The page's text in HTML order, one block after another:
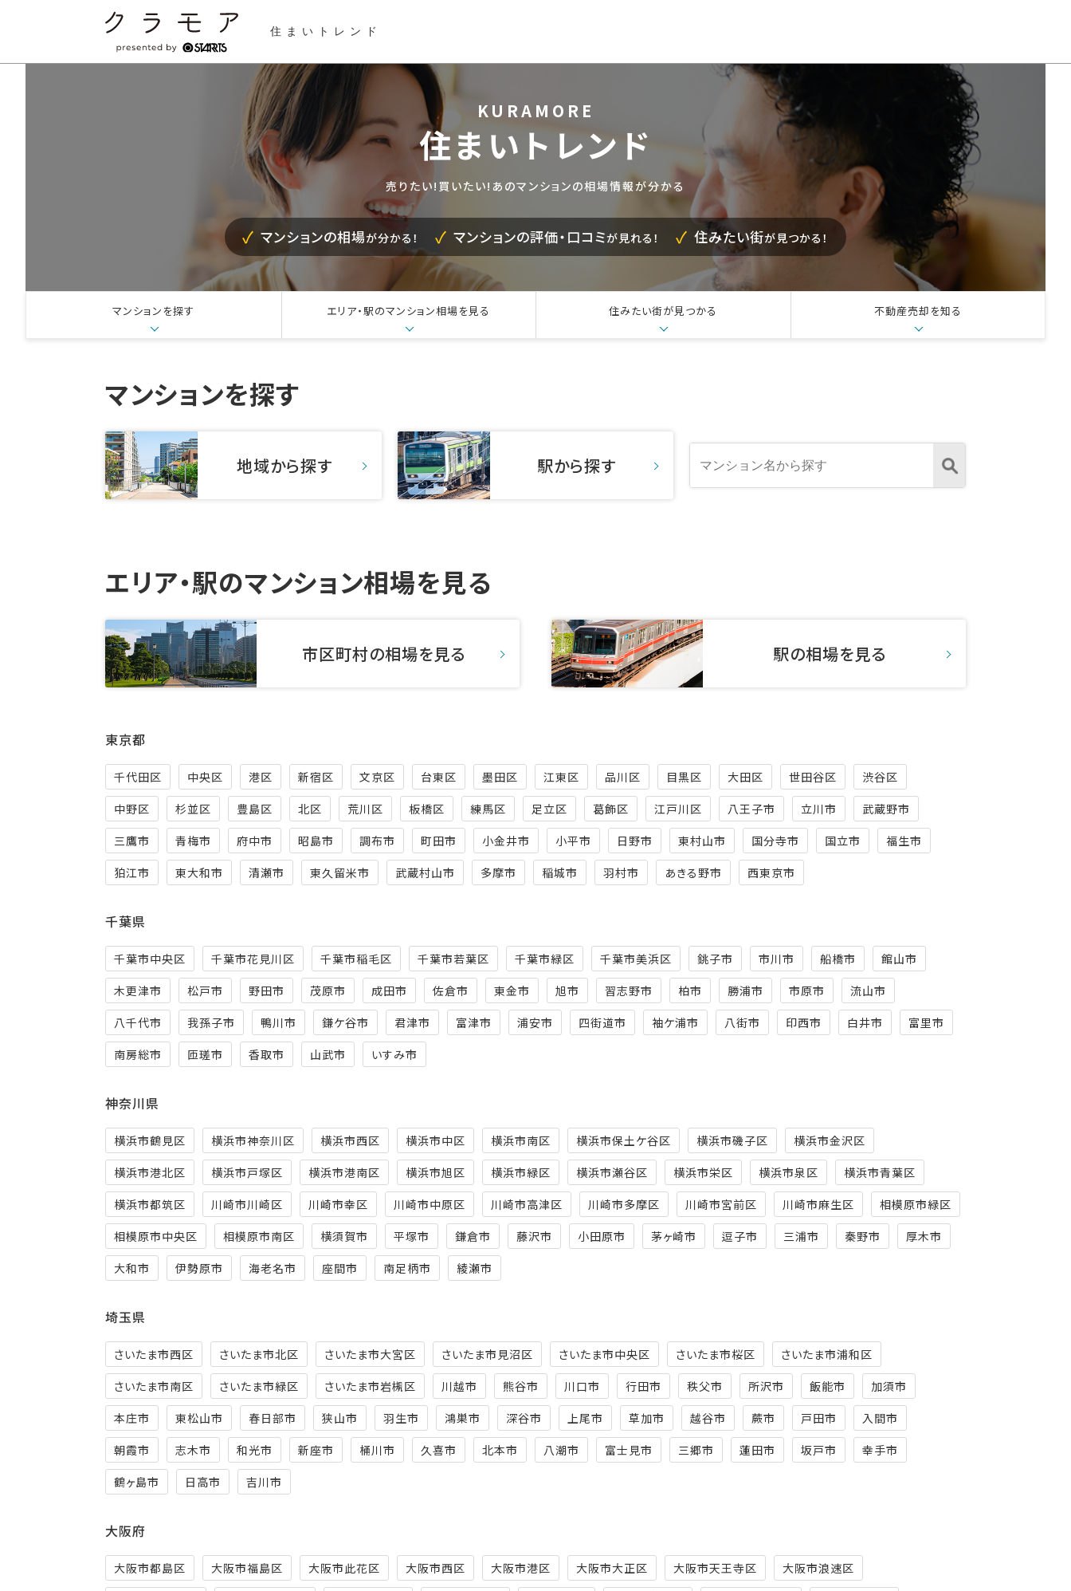
住まいトレンド
KURAMORE
住まいトレンド
売りたい!買いたい!あのマンションの相場情報が分かる
マンションの相場が分かる！ マンションの評価・口コミが見れる！ 住みたい街が見つかる！
マンションを探す エリア・駅のマンション相場を見る 住みたい街が見つかる 不動産売却を知る
マンションを探す
地域から探す 駅から探す
エリア・駅のマンション相場を見る
市区町村の相場を見る 駅の相場を見る
東京都
千代田区 中央区 港区 新宿区 文京区 台東区 墨田区 江東区 品川区 目黒区 大田区 世田谷区
渋谷区
中野区
杉並区 豊島区 北区 荒川区 板橋区 練馬区 足立区 葛飾区 江戸川区 八王子市 立川市
武蔵野市
三鷹市
青梅市 府中市 昭島市 調布市 町田市 小金井市 小平市 日野市 東村山市 国分寺市 国立市
福生市
狛江市
東大和市 清瀬市 東久留米市 武蔵村山市 多摩市 稲城市 羽村市 あきる野市 西東京市
千葉県
千葉市中央区 千葉市花見川区 千葉市稲毛区 千葉市若葉区 千葉市緑区 千葉市美浜区 銚子市 市川市 船橋市
館山市
木更津市
松戸市 野田市 茂原市 成田市 佐倉市 東金市 旭市 習志野市 柏市 勝浦市 市原市
流山市
八千代市
我孫子市 鴨川市 鎌ケ谷市 君津市 富津市 浦安市 四街道市 袖ケ浦市 八街市 印西市 白井市
富里市
南房総市
匝瑳市 香取市 山武市 いすみ市
神奈川県
横浜市鶴見区 横浜市神奈川区 横浜市西区 横浜市中区 横浜市南区 横浜市保土ケ谷区 横浜市磯子区
横浜市金沢区
横浜市港北区
横浜市戸塚区 横浜市港南区 横浜市旭区 横浜市緑区 横浜市瀬谷区 横浜市栄区 横浜市泉区
横浜市青葉区
横浜市都筑区
川崎市川崎区 川崎市幸区 川崎市中原区 川崎市高津区 川崎市多摩区 川崎市宮前区 川崎市麻生区
相模原市緑区
相模原市中央区
相模原市南区 横須賀市 平塚市 鎌倉市 藤沢市 小田原市 茅ヶ崎市 逗子市 三浦市 秦野市
厚木市
大和市
伊勢原市 海老名市 座間市 南足柄市 綾瀬市
埼玉県
さいたま市西区 さいたま市北区 さいたま市大宮区 さいたま市見沼区 さいたま市中央区 さいたま市桜区
さいたま市浦和区
さいたま市南区
さいたま市緑区 さいたま市岩槻区 川越市 熊谷市 川口市 行田市 秩父市 所沢市 飯能市
加須市
本庄市
東松山市 春日部市 狭山市 羽生市 鴻巣市 深谷市 上尾市 草加市 越谷市 蕨市 戸田市
入間市
朝霞市
志木市 和光市 新座市 桶川市 久喜市 北本市 八潮市 富士見市 三郷市 蓮田市 坂戸市
幸手市
鶴ヶ島市
日高市 吉川市
大阪府
大阪市都島区 大阪市福島区 大阪市此花区 大阪市西区 大阪市港区 大阪市大正区 大阪市天王寺区
大阪市浪速区